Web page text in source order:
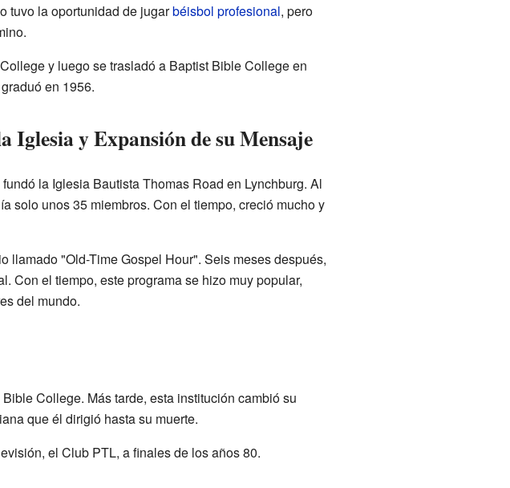
tuvo la oportunidad de jugarbéisbol profesional, pero
y luego se trasladó a Baptist Bible College en
en 1956.
Iglesia y Expansión de su Mensaje
la Iglesia Bautista Thomas Road en Lynchburg. Al
solo unos 35 miembros. Con el tiempo, creció mucho y
llamado "Old-Time Gospel Hour". Seis meses después,
Con el tiempo, este programa se hizo muy popular,
del mundo.
College. Más tarde, esta institución cambió su
que él dirigió hasta su muerte.
el Club PTL, a finales de los años 80.